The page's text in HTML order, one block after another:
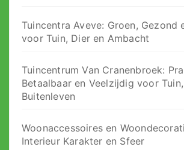
Tuincentra Aveve: Groen, Gezond
voor Tuin, Dier en Ambacht
Tuincentrum Van Cranenbroek:
Betaalbaar en Veelzijdig voor
Buitenleven
Woonaccessoires en
Interieur Karakter en Sfeer